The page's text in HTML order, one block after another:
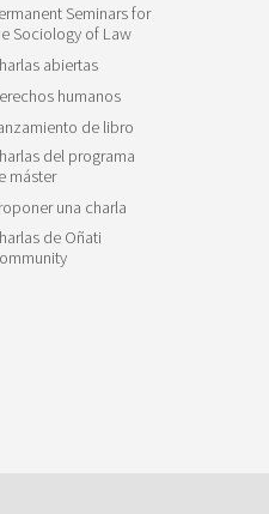
Seminars for
Sociology of Law
abiertas
humanos
de libro
del programa
máster
una charla
de Oñati